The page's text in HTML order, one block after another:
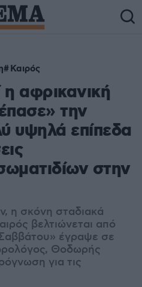
Καιρός
αφρικανική
την
υψηλά επίπεδα
στην
η σκόνη σταδιακά
βελτιώνεται από
έγραψε σε
Θοδωρής
για τις